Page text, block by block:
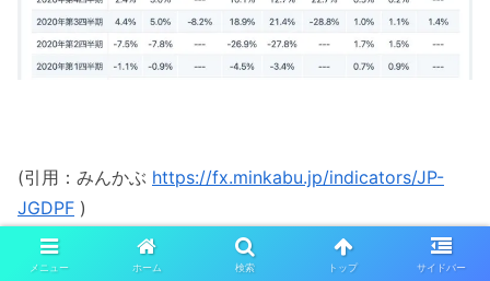
(引用：みんかぶ https://fx.minkabu.jp/indicators/JP-
JGDPF )
メニュー ホーム 検索 トップ サイドバー